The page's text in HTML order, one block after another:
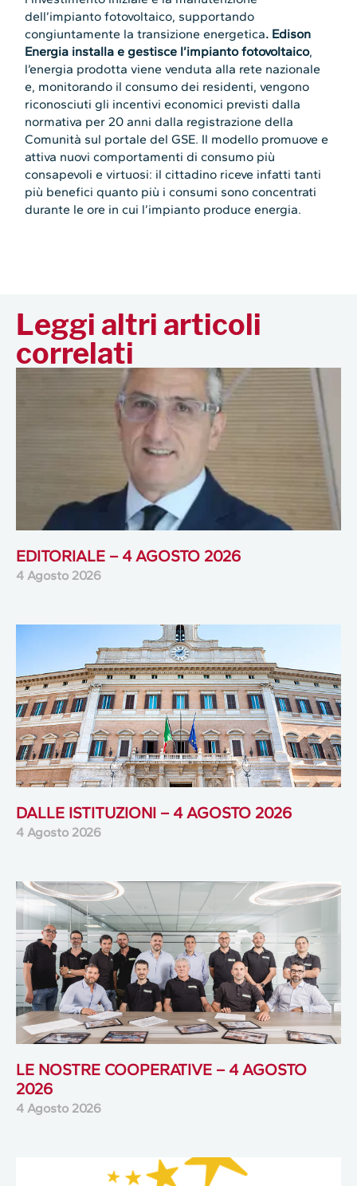
dell’impianto fotovoltaico, supportando
congiuntamente la transizione energetica. Edison
Energia installa e gestisce l’impianto fotovoltaico,
l’energia prodotta viene venduta alla rete nazionale
e, monitorando il consumo dei residenti, vengono
riconosciuti gli incentivi economici previsti dalla
normativa per 20 anni dalla registrazione della
Comunità sul portale del GSE. Il modello promuove e
attiva nuovi comportamenti di consumo più
consapevoli e virtuosi: il cittadino riceve infatti tanti
più benefici quanto più i consumi sono concentrati
durante le ore in cui l’impianto produce energia.
Leggi altri articoli
correlati
EDITORIALE – 4 AGOSTO 2026
4 Agosto 2026
DALLE ISTITUZIONI – 4 AGOSTO 2026
4 Agosto 2026
LE NOSTRE COOPERATIVE – 4 AGOSTO
2026
4 Agosto 2026